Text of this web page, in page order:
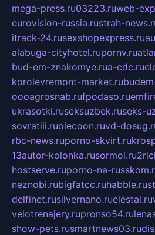
mega-press.ru03223.ruweb-
eurovision-russia.rustrah-
itrack-24.rusexshopexpress.ru
alabuga-cityhotel.rupornv.ru
bud-em-znakomye.rua-cdc.ru
korolevremont-market.ru
oooagrosnab.rufpodaso.ru
ukrasotki.ruseksuzbek.ruseks-
sovratili.ruolecoon.ruvd-
rbc-news.ruporno-skvirt.ru
13autor-kolonka.rusormol.ru
hostserve.ruporno-na-
neznobi.rubigfatcc.ruhabble.ru
delfinet.rusilvernano.ruelestal.ru
velotrenajery.rupronso54.ru
show-pets.rusmartnews03.ru